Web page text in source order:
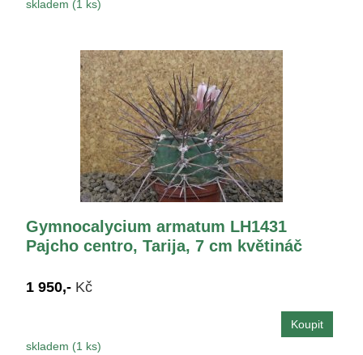
skladem (1 ks)
Gymnocalycium armatum LH1431
Pajcho centro, Tarija, 7 cm květináč
1 950,- Kč
skladem (1 ks)